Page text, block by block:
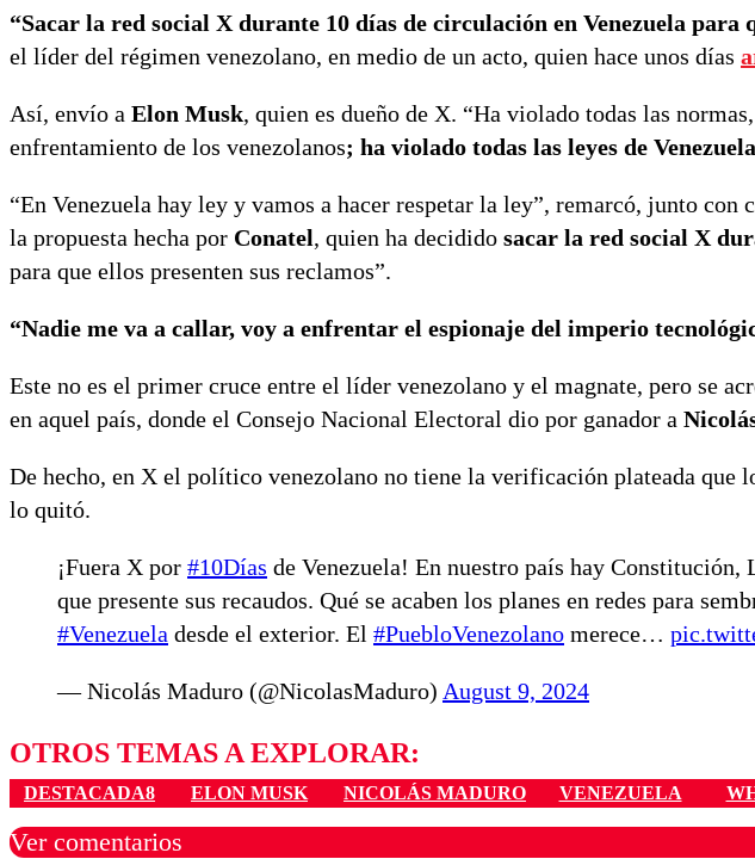
“Sacar la red social X durante 10 días de circulación en Venezuela para
el líder del régimen venezolano, en medio de un acto, quien hace unos días
Así, envío a Elon Musk, quien es dueño de X. “Ha violado todas las
enfrentamiento de los venezolanos; ha violado todas las leyes de Venezuela
“En Venezuela hay ley y vamos a hacer respetar la ley”, remarcó, junto con
la propuesta hecha por Conatel, quien ha decidido sacar la red social X
para que ellos presenten sus reclamos”.
“Nadie me va a callar, voy a enfrentar el espionaje del imperio
Este no es el primer cruce entre el líder venezolano y el magnate, pero se
en aquel país, donde el Consejo Nacional Electoral dio por ganador a
De hecho, en X el político venezolano no tiene la verificación plateada que
lo quitó.
¡Fuera X por #10Días de Venezuela! En nuestro país hay
que presente sus recaudos. Qué se acaben los planes en redes para
#Venezuela desde el exterior. El #PuebloVenezolano merece…
— Nicolás Maduro (@NicolasMaduro) August 9, 2024
OTROS TEMAS A EXPLORAR:
DESTACADA8 ELON MUSK NICOLÁS MADURO VENEZUELA
Ver comentarios